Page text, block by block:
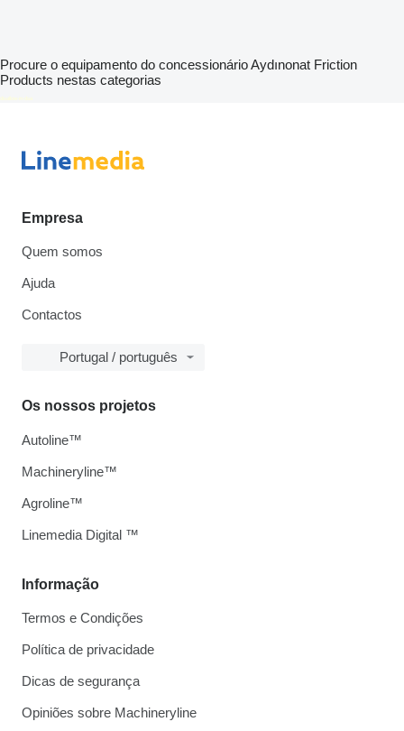
Procure o equipamento do concessionário Aydınonat Friction
Products nestas categorias
Empresa
Quem somos
Ajuda
Contactos
Portugal / português
Informação
Termos e Condições
Política de privacidade
Dicas de segurança
Opiniões sobre Machineryline
Os nossos projetos
Autoline™
Machineryline™
Agroline™
Linemedia Digital ™